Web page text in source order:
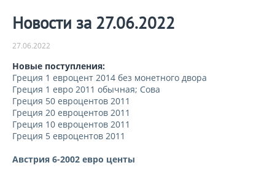
Новости за 27.06.2022
27.06.2022
Новые поступления:
Греция 1 евроцент 2014 без монетного двора
Греция 1 евро 2011 обычная; Сова
Греция 50 евроцентов 2011
Греция 20 евроцентов 2011
Греция 10 евроцентов 2011
Греция 5 евроцентов 2011
Австрия 6-2002 евро центы